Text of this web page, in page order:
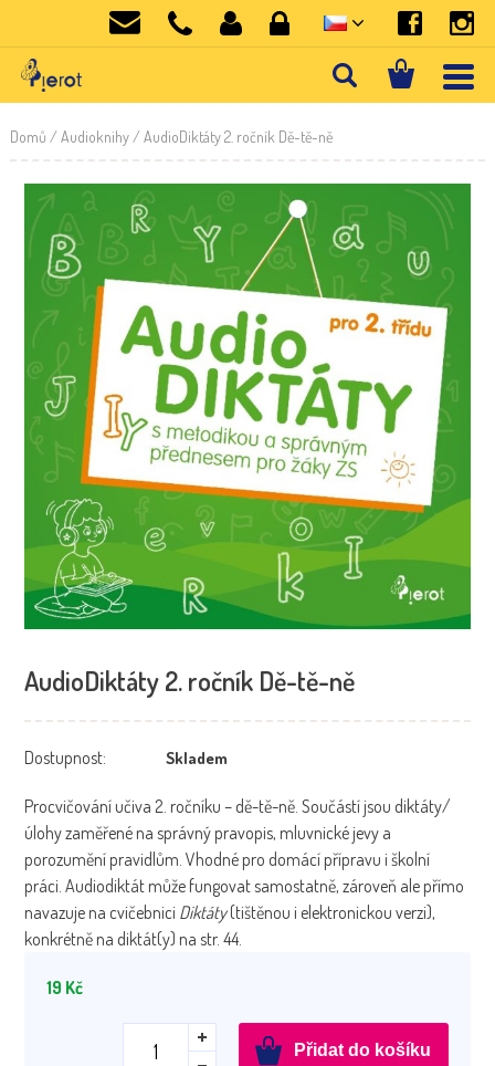
Domů /Audioknihy/ AudioDiktáty 2. ročník Dě-tě-ně
AudioDiktáty 2. ročník Dě-tě-ně
Dostupnost: Skladem
Procvičování učiva 2. ročníku – dě-tě-ně. Součástí jsou diktáty/
úlohy zaměřené na správný pravopis, mluvnické jevy a
porozumění pravidlům. Vhodné pro domácí přípravu i školní
práci. Audiodiktát může fungovat samostatně, zároveň ale přímo
navazuje na cvičebnici Diktáty(tištěnou i elektronickou verzi),
konkrétně na diktát(y) na str. 44.
19 Kč
AudioDiktáty
Přidat do košíku